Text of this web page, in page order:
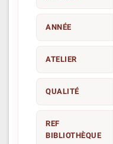
ANNÉE
ATELIER
QUALITÉ
REF
BIBLIOTHÈQUE